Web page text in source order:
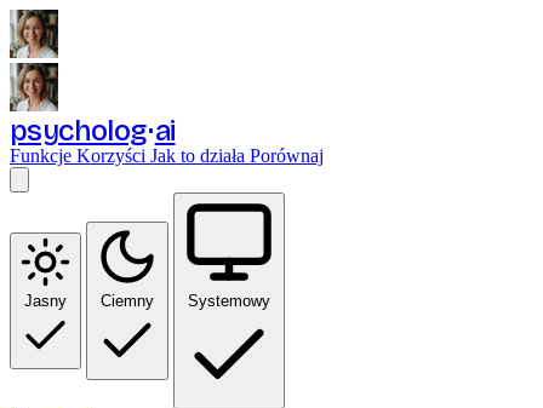
psycholog ai
Funkcje Korzyści Jak to działa Porównaj
Jasny Ciemny Systemowy